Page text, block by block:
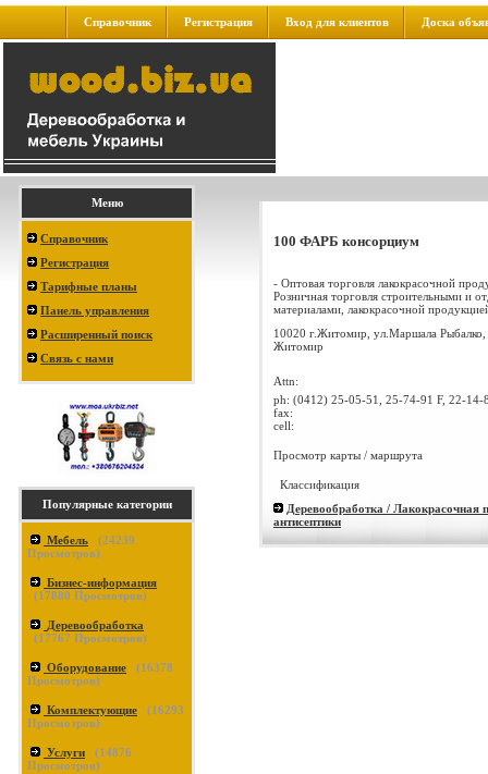
Справочник Регистрация Вход для клиентов Доска
Меню
Справочник
Регистрация
Тарифные планы
Панель управления
Расширенный поиск
Связь с нами
Популярные категории
Мебель (24239
Просмотров)
Бизнес-информация
(17880 Просмотров)
Деревообработка
(17767 Просмотров)
Оборудование (16378
Просмотров)
Комплектующие (16293
Просмотров)
Услуги (14876
Просмотров)
100 ФАРБ консорциум
- Оптовая торговля лакокрасочной
Розничная торговля строительными и
материалами, лакокрасочной
10020 г.Житомир, ул.Маршала Рыбалко,
Житомир
Attn:
ph: (0412) 25-05-51, 25-74-91 F, 22-14-
fax:
cell:
Просмотр карты / маршрута
Классификация
Деревообработка / Лакокрасочная
антисептики